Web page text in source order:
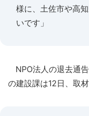
様に、土佐市や高
いです」
NPO法人の退去通
の建設課は12日、取